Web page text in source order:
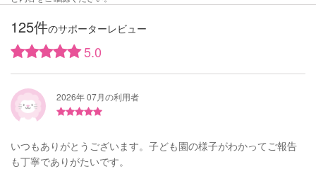
125件のサポーターレビュー
5.0
2026年 07月の利用者
いつもありがとうございます。子ども園の様子がわかってご報告
も丁寧でありがたいです。